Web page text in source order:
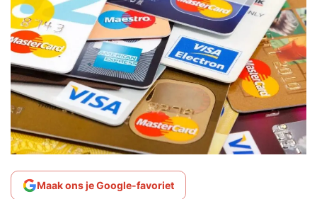
Maak ons je Google-favoriet